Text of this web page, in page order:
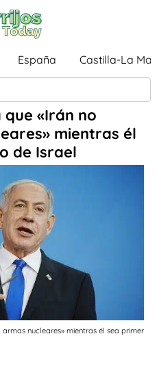
España Castilla-La
«Irán no
mientras él
de Israel
nucleares» mientras él sea primer